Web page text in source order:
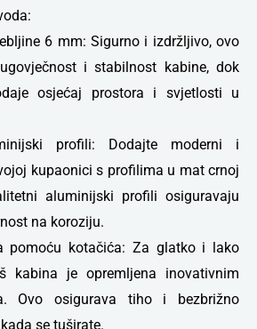
6 mm: Sigurno i izdržljivo, ovo
i stabilnost kabine, dok
osjećaj prostora i svjetlosti u
profili: Dodajte moderni i
kupaonici s profilima u mat crnoj
aluminijski profili osiguravaju
na koroziju.
pomoću kotačića: Za glatko i lako
kabina je opremljena inovativnim
Ovo osigurava tiho i bezbrižno
se tuširate.